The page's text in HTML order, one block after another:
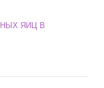
ЯИЦ В